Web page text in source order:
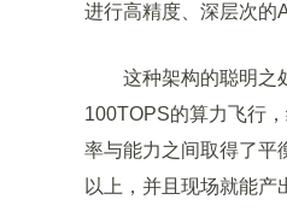
进行高精度、深层次的
这种架构的聪明之处
100TOPS的算力飞行
率与能力之间取得了平
以上，并且现场就能产